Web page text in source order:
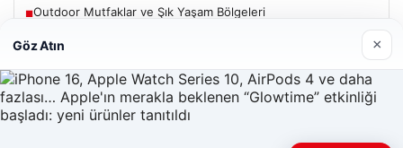
■Outdoor Mutfaklar ve Şık Yaşam Bölgeleri
Güncel
Göz Atın ×